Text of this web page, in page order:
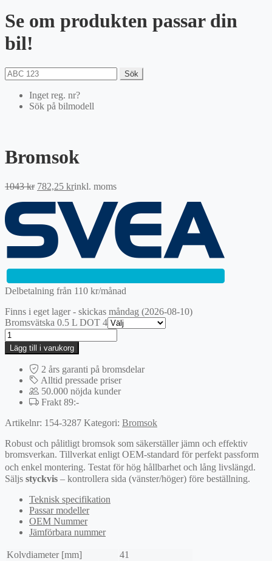
Se om produkten passar din
bil!
Sök
Inget reg. nr?
Sök på bilmodell
Bromsok
1043kr Det
1043 kr.
782,25 krDet
priset
är:
782,25 kr.
inkl. moms
Delbetalning från 110 kr/månad
Finns i eget lager - skickas måndag (2026-08-10)
Bromsvätska 0.5 L DOT 4
Bromsok
mängd
Lägg till i varukorg
2 års garanti på bromsdelar
Alltid pressade priser
50.000 nöjda kunder
Frakt 89:-
Artikelnr: 154-3287 Kategori: Bromsok
Robust och pålitligt bromsok som säkerställer jämn och effektiv
bromsverkan. Tillverkat enligt OEM-standard för perfekt passform
och enkel montering. Testat för hög hållbarhet och lång livslängd.
Säljs styckvis – kontrollera sida (vänster/höger) före beställning.
Teknisk specifikation
Passar modeller
OEM Nummer
Jämförbara nummer
Kolvdiameter [mm]
41